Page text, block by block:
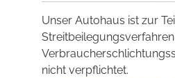
Unser Autohaus ist zur
nicht verpflichtet.